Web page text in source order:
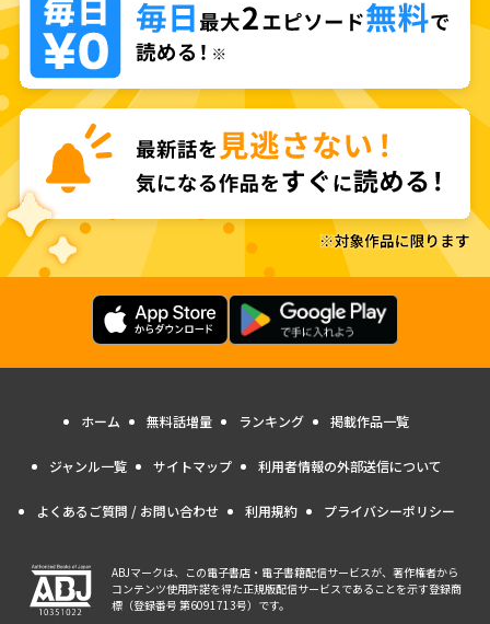
ホーム 無料話増量 ランキング 掲載作品一覧
ジャンル一覧 サイトマップ 利用者情報の外部送信について
よくあるご質問 / お問い合わせ 利用規約 プライバシーポリシー
ABJマークは、この電子書店・電子書籍配信サービスが、著作権者から
コンテンツ使用許諾を得た正規版配信サービスであることを示す登録商
標（登録番号 第6091713号）です。